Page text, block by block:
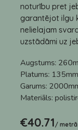
noturību pret
garantējot ilgu
nelielajam
uzstādāmi uz
Augstums:
Platums: 135mm
Garums:
Materiāls:
€40.71 / metrā